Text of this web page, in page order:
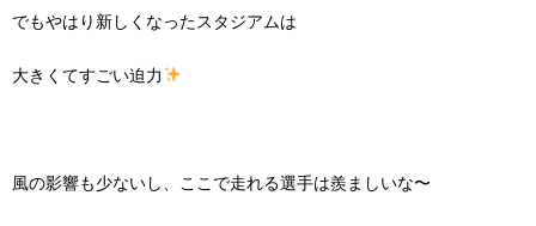
でもやはり新しくなったスタジアムは
大きくてすごい迫力
風の影響も少ないし、ここで走れる選手は羨ましいな〜